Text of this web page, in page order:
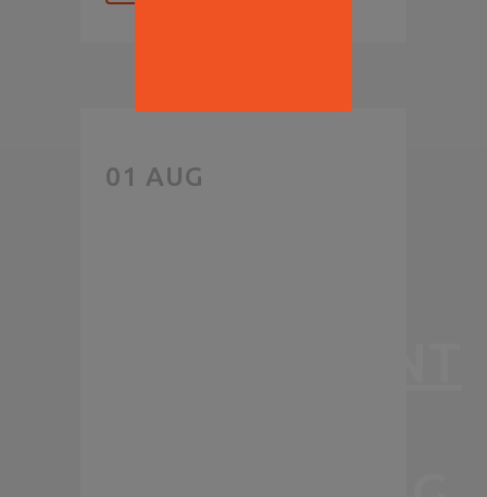
01 AUG